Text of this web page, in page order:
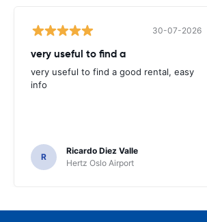
30-07-2026
very useful to find a
very useful to find a good rental, easy
info
R
Ricardo Diez Valle
Hertz Oslo Airport